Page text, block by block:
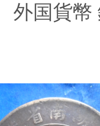
国貨幣